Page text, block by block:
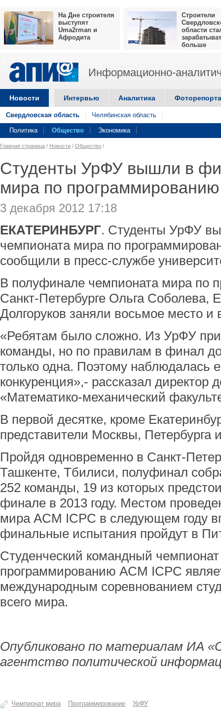
На Дне строителя
выступят
Uma2rman и
Афродита
Строители
области
больше
Информационно-
Новости Интервью Аналитика
Свердловская область Челябинская область
Политика Общество Экономика
Главная страница / Новости / Общество /
Студенты УрФУ вышли в
мира по программированию
3 декабря 2012 17:18
ЕКАТЕРИНБУРГ. Студенты УрФУ
чемпионата мира по
сообщили в пресс-службе
В полуфинале чемпионата мира по
Санкт-Петербурге Ольга Соболева,
Долгоруков заняли восьмое место
«Ребятам было сложно. Из УрФУ
команды, но по правилам в финал
только одна. Поэтому наблюдалась
конкуренция»,- рассказал директор
«Математико-механический
В первой десятке, кроме
представители Москвы, Петербурга
Пройдя одновременно в Санкт-
Ташкенте, Тбилиси, полуфинал
252 команды, 19 из которых
финале в 2013 году. Местом
мира ACM ICPC в следующем году
финальные испытания пройдут в
Студенческий командный
программированию ACM ICPC
международным соревнованием
всего мира.
Опубликовано по материалам ИА
агентство политической
Чемпионат мира Программирование УрФУ